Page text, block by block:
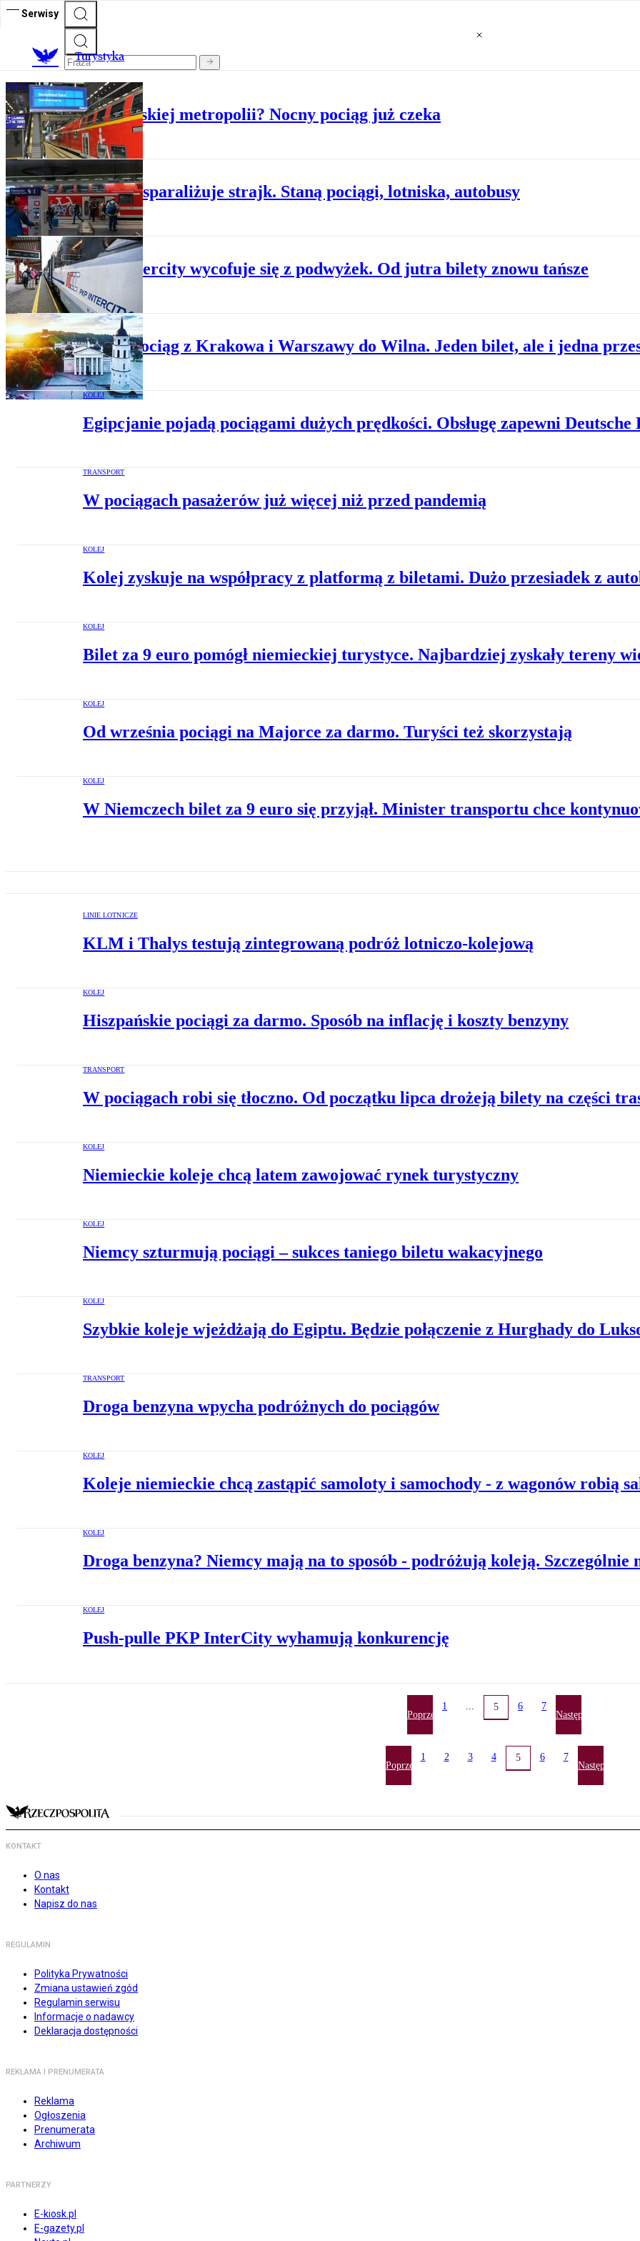
Serwisy
Turystyka
KOLEJ
Wypad do europejskiej metropolii? Nocny pociąg już czeka
Niemcy sparaliżuje strajk. Staną pociągi, lotniska, autobusy
KOLEJ
PKP Intercity wycofuje się z podwyżek. Od jutra bilety znowu tańsze
KOLEJ
Rusza pociąg z Krakowa i Warszawy do Wilna. Jeden bilet, ale i jedna
KOLEJ
Egipcjanie pojadą pociągami dużych prędkości. Obsługę zapewni Deutsche
TRANSPORT
W pociągach pasażerów już więcej niż przed pandemią
KOLEJ
Kolej zyskuje na współpracy z platformą z biletami. Dużo przesiadek z
KOLEJ
Bilet za 9 euro pomógł niemieckiej turystyce. Najbardziej zyskały tereny
KOLEJ
Od września pociągi na Majorce za darmo. Turyści też skorzystają
KOLEJ
W Niemczech bilet za 9 euro się przyjął. Minister transportu chce
LINIE LOTNICZE
KLM i Thalys testują zintegrowaną podróż lotniczo-kolejową
KOLEJ
Hiszpańskie pociągi za darmo. Sposób na inflację i koszty benzyny
TRANSPORT
W pociągach robi się tłoczno. Od początku lipca drożeją bilety na części
KOLEJ
Niemieckie koleje chcą latem zawojować rynek turystyczny
KOLEJ
Niemcy szturmują pociągi – sukces taniego biletu wakacyjnego
KOLEJ
Szybkie koleje wjeżdżają do Egiptu. Będzie połączenie z Hurghady do
TRANSPORT
Droga benzyna wpycha podróżnych do pociągów
KOLEJ
Koleje niemieckie chcą zastąpić samoloty i samochody - z wagonów robią
KOLEJ
Droga benzyna? Niemcy mają na to sposób - podróżują koleją. Szczególnie
KOLEJ
Push-pulle PKP InterCity wyhamują konkurencję
Poprzednia
1 ... 5 6 7
Następna
Poprzednia
1 2 3 4 5 6 7
Następna
KONTAKT
O nas
Kontakt
Napisz do nas
REGULAMIN
Polityka Prywatności
Zmiana ustawień zgód
Regulamin serwisu
Informacje o nadawcy
Deklaracja dostępności
REKLAMA I PRENUMERATA
Reklama
Ogłoszenia
Prenumerata
Archiwum
PARTNERZY
E-kiosk.pl
E-gazety.pl